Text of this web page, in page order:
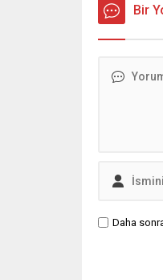
Bir
Daha